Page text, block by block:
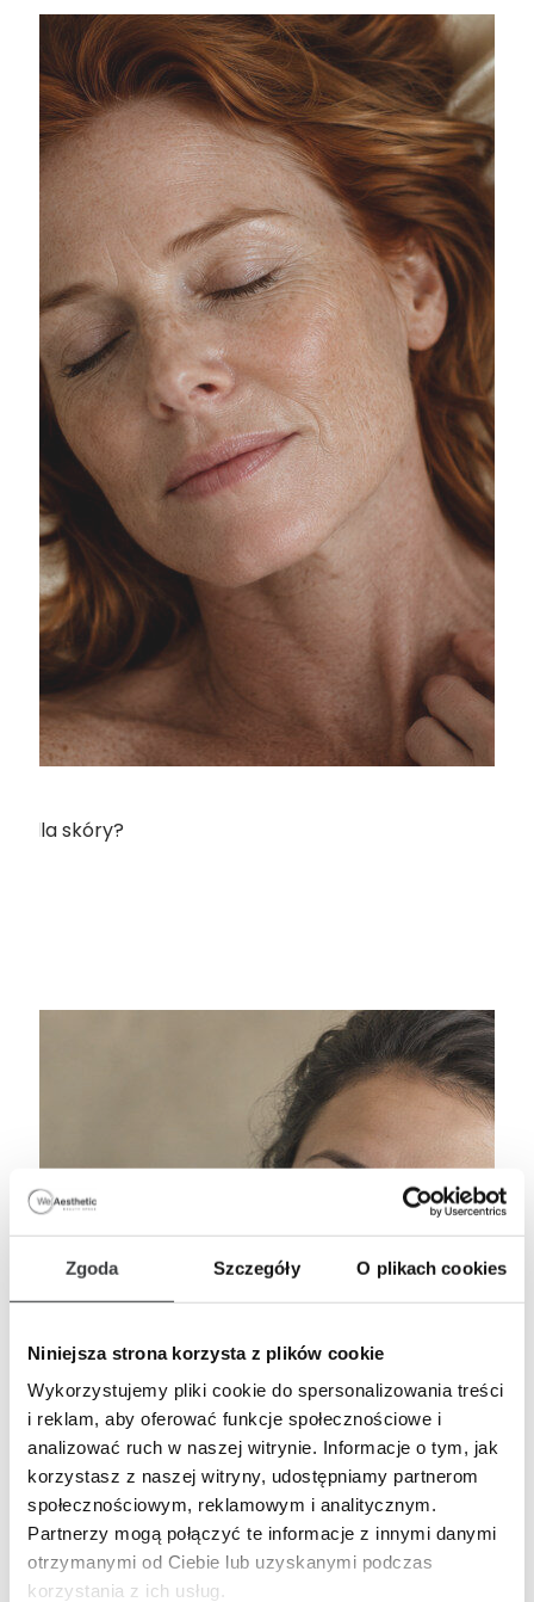
Zgoda Szczegóły O plikach cookies
Niniejsza strona korzysta z plików cookie
Wykorzystujemy pliki cookie do spersonalizowania treści
i reklam, aby oferować funkcje społecznościowe i
analizować ruch w naszej witrynie. Informacje o tym, jak
korzystasz z naszej witryny, udostępniamy partnerom
społecznościowym, reklamowym i analitycznym.
Partnerzy mogą połączyć te informacje z innymi danymi
otrzymanymi od Ciebie lub uzyskanymi podczas
korzystania z ich usług.
dla skóry?